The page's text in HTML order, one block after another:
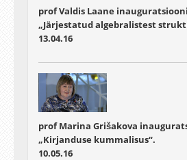
prof Valdis Laane
„Järjestatud algebralistest
13.04.16
prof Marina Grišakova
„Kirjanduse kummalisus“.
10.05.16